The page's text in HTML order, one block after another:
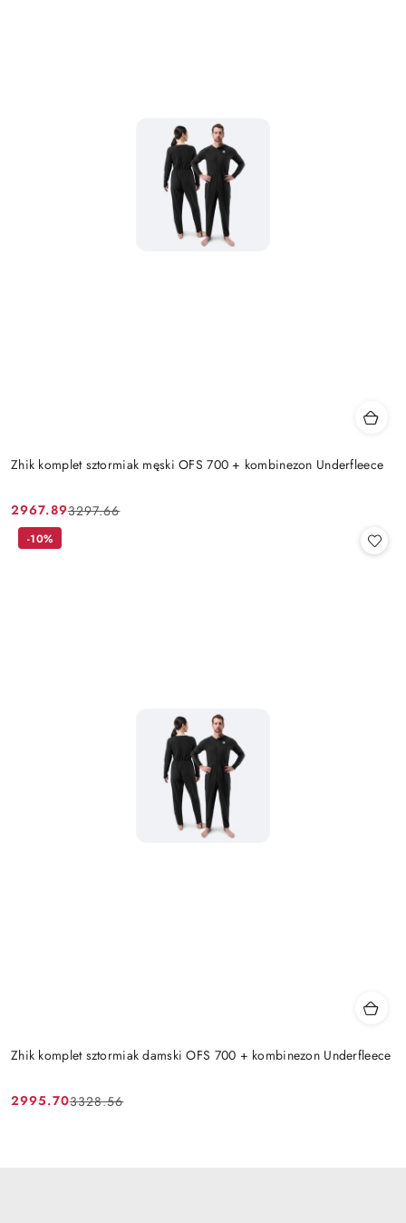
Zhik komplet sztormiak męski OFS 700 + kombinezon Underfleece
Cena
promocyjna:
2967.89
Cena
przed
3297.66
Zhik komplet sztormiak damski OFS 700 + kombinezon Underfleece
Cena
2995.70
Cena
3328.56
-10%